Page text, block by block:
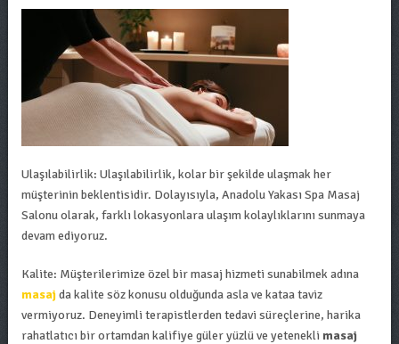
Ulaşılabilirlik: Ulaşılabilirlik, kolar bir şekilde ulaşmak her
müşterinin beklentisidir. Dolayısıyla, Anadolu Yakası Spa Masaj
Salonu olarak, farklı lokasyonlara ulaşım kolaylıklarını sunmaya
devam ediyoruz.
Kalite: Müşterilerimize özel bir masaj hizmeti sunabilmek adına
masajda kalite söz konusu olduğunda asla ve kataa taviz
vermiyoruz. Deneyimli terapistlerden tedavi süreçlerine, harika
rahatlatıcı bir ortamdan kalifiye güler yüzlü ve yetenekli masaj